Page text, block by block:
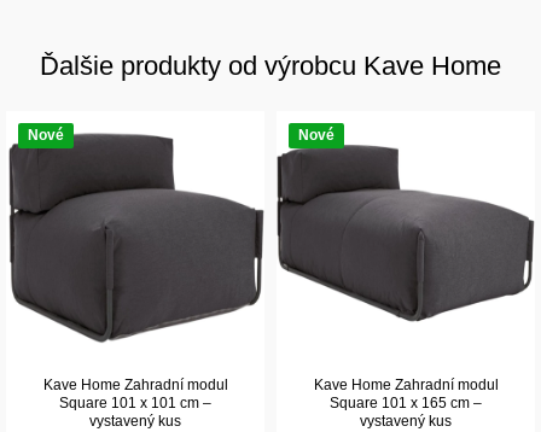
Ďalšie produkty od výrobcu Kave Home
Nové
Kave Home Zahradní modul
Square 101 x 101 cm –
vystavený kus
Nové
Kave Home Zahradní modul
Square 101 x 165 cm –
vystavený kus